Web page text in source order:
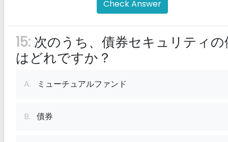
Check Answer
15: 次のうち、債券セキュリティの
はどれですか？
A. ミューチュアルファンド
B. 債券